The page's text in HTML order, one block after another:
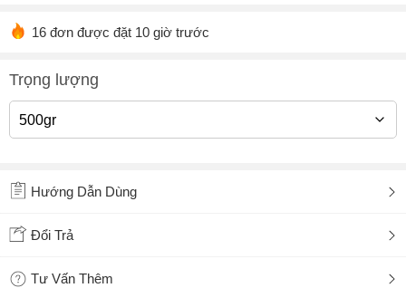
16 đơn được đặt 10 giờ trước
Trọng lượng
Hướng Dẫn Dùng
Đổi Trả
Tư Vấn Thêm